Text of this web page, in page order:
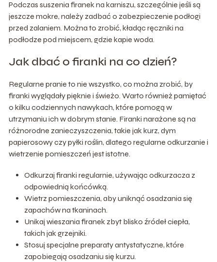
Podczas suszenia firanek na karniszu, szczególnie jeśli są
jeszcze mokre, należy zadbać o zabezpieczenie podłogi
przed zalaniem. Można to zrobić, kładąc ręczniki na
podłodze pod miejscem, gdzie kapie woda.
Jak dbać o firanki na co dzień?
Regularne pranie to nie wszystko, co można zrobić, by
firanki wyglądały pięknie i świeżo. Warto również pamiętać
o kilku codziennych nawykach, które pomogą w
utrzymaniu ich w dobrym stanie. Firanki narażone są na
różnorodne zanieczyszczenia, takie jak kurz, dym
papierosowy czy pyłki roślin, dlatego regularne odkurzanie i
wietrzenie pomieszczeń jest istotne.
Odkurzaj firanki regularnie, używając odkurzacza z
odpowiednią końcówką.
Wietrz pomieszczenia, aby uniknąć osadzania się
zapachów na tkaninach.
Unikaj wieszania firanek zbyt blisko źródeł ciepła,
takich jak grzejniki.
Stosuj specjalne preparaty antystatyczne, które
zapobiegają osadzaniu się kurzu.